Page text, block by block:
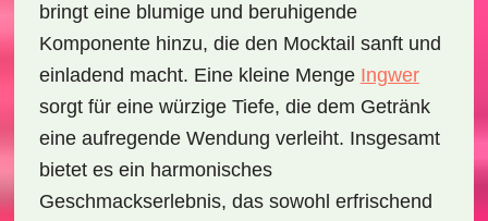
bringt eine blumige und beruhigende
Komponente hinzu, die den Mocktail sanft und
einladend macht. Eine kleine Menge Ingwer
sorgt für eine würzige Tiefe, die dem Getränk
eine aufregende Wendung verleiht. Insgesamt
bietet es ein harmonisches
Geschmackserlebnis, das sowohl erfrischend